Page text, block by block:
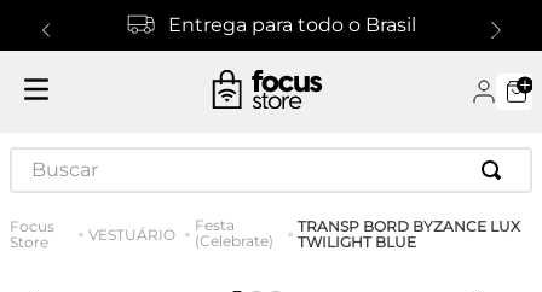
Entrega para todo o Brasil
Buscar
VESTUÁRIO
Festa
(Celebrate)
TRANSP BORD BYZANCE LUX
TWILIGHT BLUE